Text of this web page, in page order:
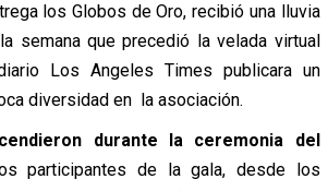
los Globos de Oro, recibió una lluvia
semana que precedió la velada virtual
Los Angeles Times publicara un
diversidad en la asociación.
durante la ceremonia del
participantes de la gala, desde los